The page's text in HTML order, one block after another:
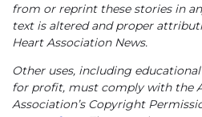
from or reprint these stories in
text is altered and proper
Heart Association News.
Other uses, including
for profit, must comply with the
Association’s Copyright